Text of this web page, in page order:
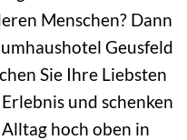
Menschen? Dann
Geusfeld
Sie Ihre Liebsten
und schenken
hoch oben in